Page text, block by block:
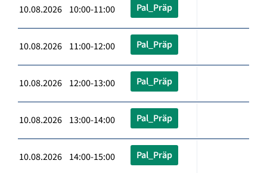
10.08.2026 10:00-11:00 Pal_Präp
10.08.2026 11:00-12:00 Pal_Präp
10.08.2026 12:00-13:00 Pal_Präp
10.08.2026 13:00-14:00 Pal_Präp
10.08.2026 14:00-15:00 Pal_Präp